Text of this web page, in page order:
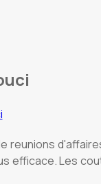
reunions
efficace. Les